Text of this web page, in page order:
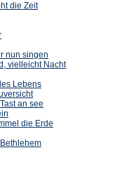
die Zeit
nun singen
vielleicht Nacht
Lebens
an see
die Erde